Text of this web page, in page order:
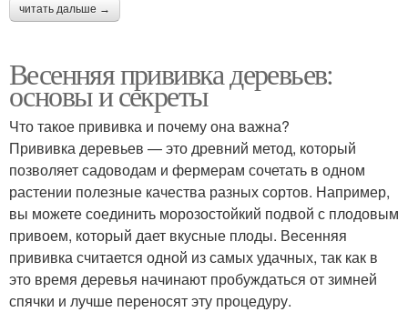
читать дальше →
Весенняя прививка деревьев:
основы и секреты
Что такое прививка и почему она важна?
Прививка деревьев — это древний метод, который
позволяет садоводам и фермерам сочетать в одном
растении полезные качества разных сортов. Например,
вы можете соединить морозостойкий подвой с плодовым
привоем, который дает вкусные плоды. Весенняя
прививка считается одной из самых удачных, так как в
это время деревья начинают пробуждаться от зимней
спячки и лучше переносят эту процедуру.